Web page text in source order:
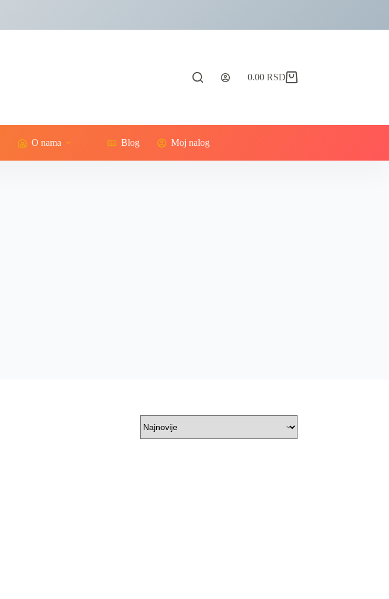
0.00 RSD
O nama Blog Moj nalog